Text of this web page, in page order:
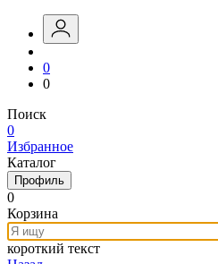
0
0
Поиск
0
Избранное
Каталог
Профиль
0
Корзина
короткий текст